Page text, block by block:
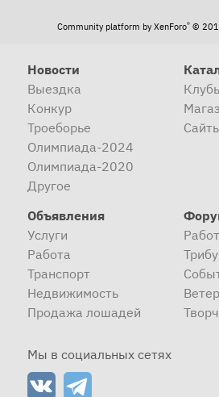
Community platform by XenForo® ©
Новости
Выездка
Конкур
Троеборье
Олимпиада-2024
Олимпиада-2020
Другое
Объявления
Услуги
Работа
Транспорт
Недвижимость
Продажа лошадей
Мы в социальных сетях